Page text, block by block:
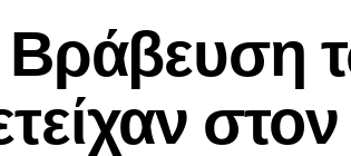
Βράβευση
στον